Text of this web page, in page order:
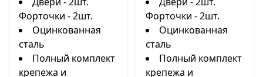
Форточки - 2шт.
Оцинкованная
сталь
Полный комплект
крепежа и
Форточки - 2шт.
Оцинкованная
сталь
Полный комплект
крепежа и